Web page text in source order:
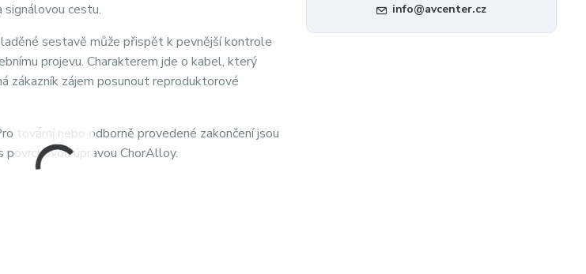
cestu.
sestavě může přispět k pevnější kontrole
projevu. Charakterem jde o kabel, který
zákazník zájem posunout reproduktorové
tovární nebo odborně provedené zakončení jsou
úpravou ChorAlloy.
info@avcenter.cz